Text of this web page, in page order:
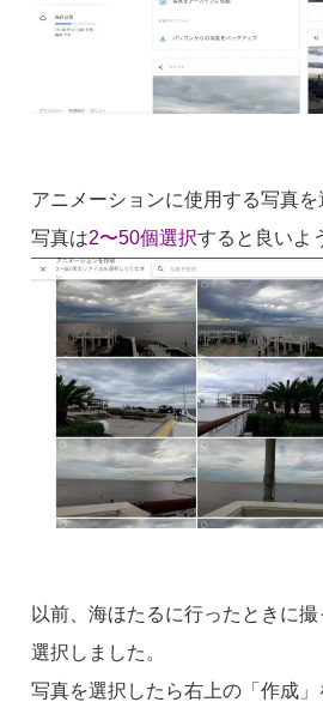
アニメーションに使用する写真を
写真は2〜50個選択すると良いよ
以前、海ほたるに行ったときに
選択しました。
写真を選択したら右上の「作成」